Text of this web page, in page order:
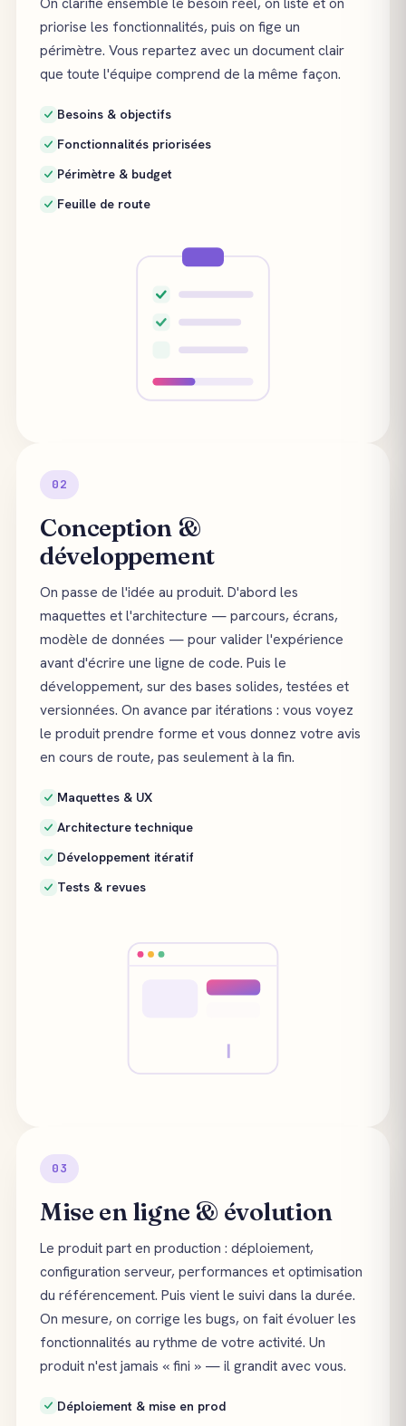
priorise les fonctionnalités, puis on fige un
périmètre. Vous repartez avec un document clair
que toute l'équipe comprend de la même façon.
Besoins & objectifs
Fonctionnalités priorisées
Périmètre & budget
Feuille de route
02
Conception &
développement
On passe de l'idée au produit. D'abord les
maquettes et l'architecture — parcours, écrans,
modèle de données — pour valider l'expérience
avant d'écrire une ligne de code. Puis le
développement, sur des bases solides, testées et
versionnées. On avance par itérations : vous voyez
le produit prendre forme et vous donnez votre avis
en cours de route, pas seulement à la fin.
Maquettes & UX
Architecture technique
Développement itératif
Tests & revues
03
Mise en ligne & évolution
Le produit part en production : déploiement,
configuration serveur, performances et optimisation
du référencement. Puis vient le suivi dans la durée.
On mesure, on corrige les bugs, on fait évoluer les
fonctionnalités au rythme de votre activité. Un
produit n'est jamais « fini » — il grandit avec vous.
Déploiement & mise en prod